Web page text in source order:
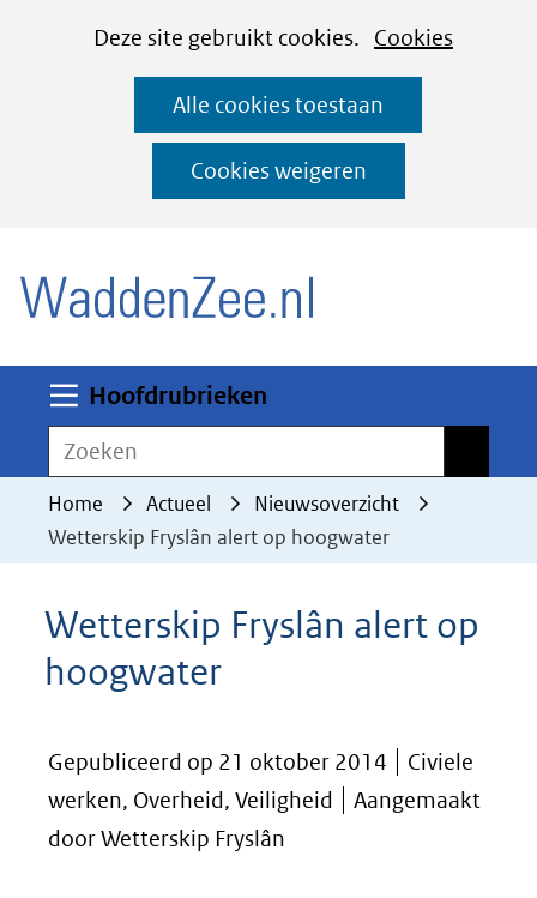
CookiesDeze site gebruikt cookies. Cookies
deze
worden
toegestaan
geweigerd.
Alle cookies toestaan
Cookies weigeren
Ga
naar
de
inhoud
Hoofdrubrieken
Zoeken
Home Actueel
Nieuwsoverzicht
Wetterskip Fryslân alert op hoogwater
Wetterskip Fryslân alert op
hoogwater
Gepubliceerd op 21 oktober 2014
Civiele
werken, Overheid, Veiligheid
Aangemaakt
door Wetterskip Fryslân